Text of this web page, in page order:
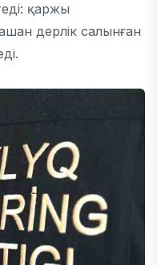
қаржы
дерлік салынған